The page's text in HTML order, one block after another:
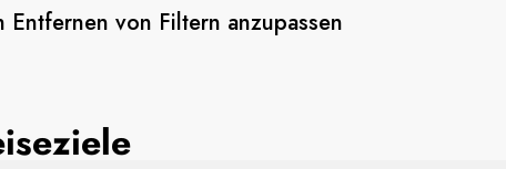
von Filtern anzupassen